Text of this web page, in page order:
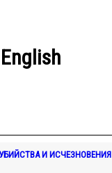
УБИЙСТВА И ИСЧЕЗНОВЕНИЯ